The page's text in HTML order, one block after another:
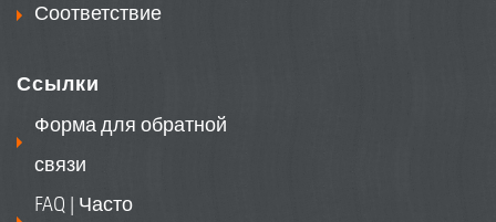
Соответствие
Ссылки
Форма для обратной
связи
FAQ | Часто